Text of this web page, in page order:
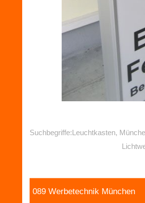
Suchbegriffe:Leuchtkasten,
089 Werbetechnik München